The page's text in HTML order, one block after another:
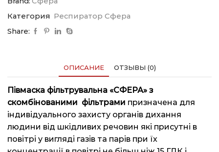
Категория Респиратор Сфера
Share:
ОПИСАНИЕ ОТЗЫВЫ (0)
Півмаска фільтрувальна «СФЕРА» з
скомбінованими фільтрами призначена для
індивідуального захисту органів дихання
людини від шкідливих речовин які присутні в
повітрі у вигляді газів та парів при їх